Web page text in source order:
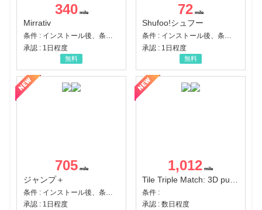
340
Mirrativ
条件 : インストール後、条件達成
承認 : 1日程度
無料
72
Shufoo!シュフー
条件 : インストール後、条件達成
承認 : 1日程度
無料
705
ジャンプ＋
承認 : 1日程度
1,012
条件 :
承認 : 数日程度